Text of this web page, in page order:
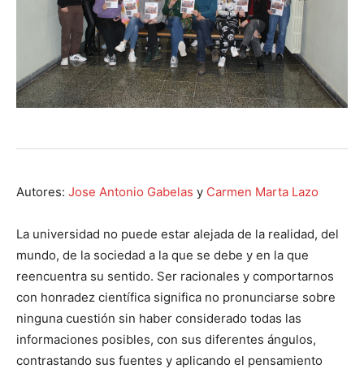
Autores: Jose Antonio Gabelas y Carmen Marta Lazo
La universidad no puede estar alejada de la realidad, del
mundo, de la sociedad a la que se debe y en la que
reencuentra su sentido. Ser racionales y comportarnos
con honradez científica significa no pronunciarse sobre
ninguna cuestión sin haber considerado todas las
informaciones posibles, con sus diferentes ángulos,
contrastando sus fuentes y aplicando el pensamiento